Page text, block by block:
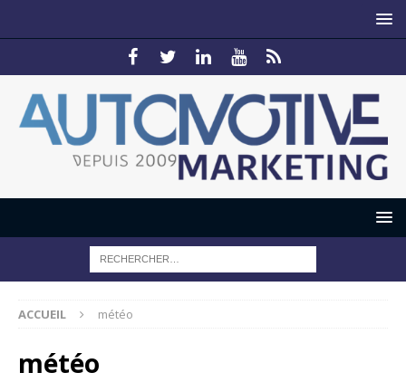
ACCUEIL météo
météo